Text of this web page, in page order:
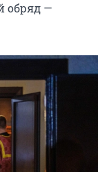
обряд —